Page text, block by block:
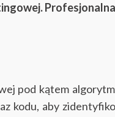
pod kątem
kodu, aby